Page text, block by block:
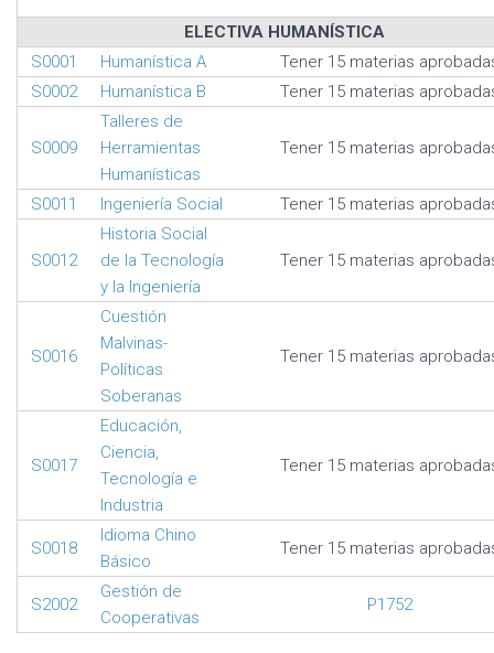
ELECTIVA HUMANÍSTICA
S0001
Humanística A
Tener 15 materias
S0002
Humanística B Tener 15 materias
S0009
Talleres de
Herramientas
Humanísticas
Tener 15 materias
S0011 Ingeniería Social Tener 15 materias
S0012
Historia Social
de la Tecnología
y la Ingeniería
Tener 15 materias
S0016
Cuestión
Malvinas-
Políticas
Soberanas
Tener 15 materias
S0017
Educación,
Ciencia,
Tecnología e
Industria
Tener 15 materias
S0018
Idioma Chino
Básico
Tener 15 materias
S2002
Gestión de
Cooperativas
P1752